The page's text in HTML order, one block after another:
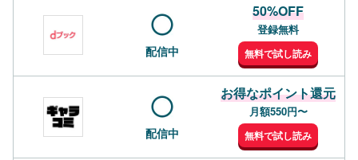
配信中
50%OFF
登録無料
無料で試し読み
配信中
お得なポイント還元
月額550円〜
無料で試し読み